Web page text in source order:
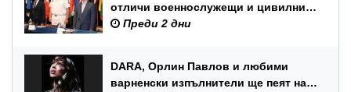
отличи военнослужещи и цивилни
служители по повод Празника на
Преди 2 дни
DARA, Орлин Павлов и любими
варненски изпълнители ще пеят на